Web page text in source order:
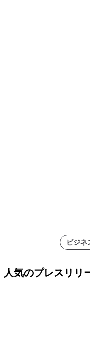
ビジネ
人気のプレスリリ